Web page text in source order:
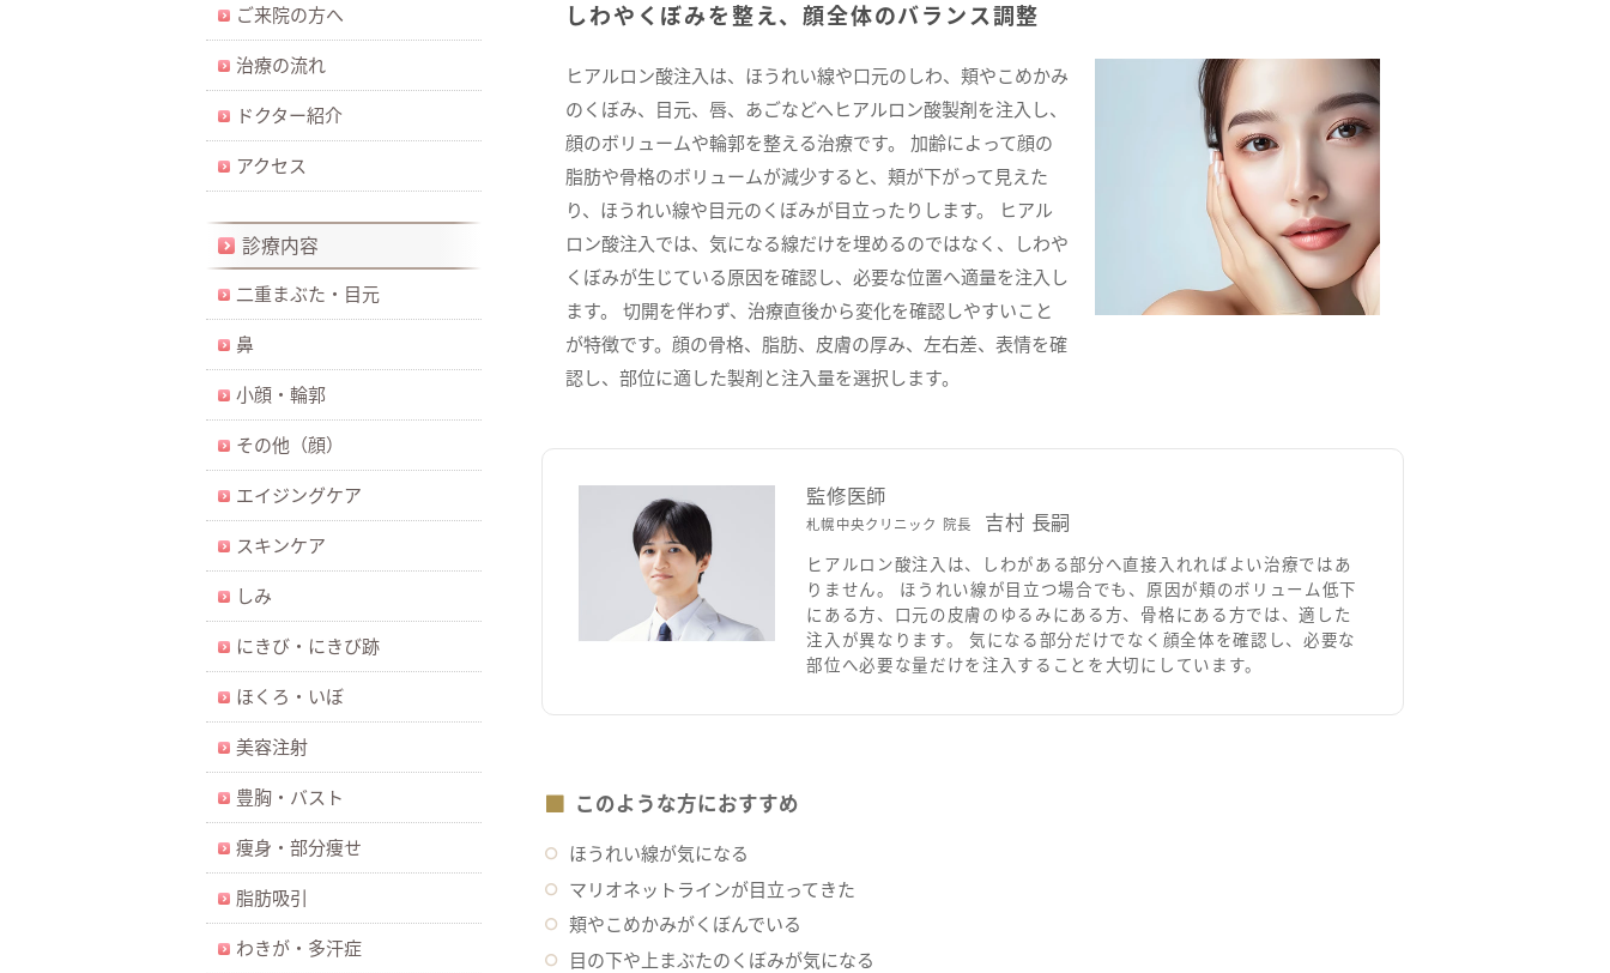
しわやくぼみを整え、顔全体のバランス調整
ヒアルロン酸注入は、ほうれい線や口元のしわ、頬やこめかみ
のくぼみ、目元、唇、あごなどへヒアルロン酸製剤を注入し、
顔のボリュームや輪郭を整える治療です。 加齢によって顔の
脂肪や骨格のボリュームが減少すると、頬が下がって見えた
り、ほうれい線や目元のくぼみが目立ったりします。 ヒアル
ロン酸注入では、気になる線だけを埋めるのではなく、しわや
くぼみが生じている原因を確認し、必要な位置へ適量を注入し
ます。 切開を伴わず、治療直後から変化を確認しやすいこと
が特徴です。顔の骨格、脂肪、皮膚の厚み、左右差、表情を確
認し、部位に適した製剤と注入量を選択します。
監修医師
札幌中央クリニック 院長 吉村 長嗣
ヒアルロン酸注入は、しわがある部分へ直接入れればよい治療ではあ
りません。 ほうれい線が目立つ場合でも、原因が頬のボリューム低下
にある方、口元の皮膚のゆるみにある方、骨格にある方では、適した
注入が異なります。 気になる部分だけでなく顔全体を確認し、必要な
部位へ必要な量だけを注入することを大切にしています。
このような方におすすめ
ほうれい線が気になる
マリオネットラインが目立ってきた
頬やこめかみがくぼんでいる
目の下や上まぶたのくぼみが気になる
ご来院の方へ
治療の流れ
ドクター紹介
アクセス
診療内容
二重まぶた・目元
鼻
小顔・輪郭
その他（顔）
エイジングケア
スキンケア
しみ
にきび・にきび跡
ほくろ・いぼ
美容注射
豊胸・バスト
痩身・部分痩せ
脂肪吸引
わきが・多汗症